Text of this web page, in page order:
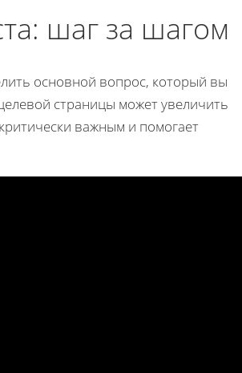
шаг за шагом
основной вопрос, который вы
страницы может увеличить
важным и помогает